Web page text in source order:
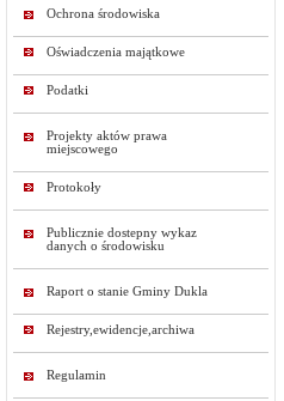
Ochrona środowiska
Oświadczenia majątkowe
Podatki
Projekty aktów prawa
miejscowego
Protokoły
Publicznie dostepny wykaz
danych o środowisku
Raport o stanie Gminy Dukla
Rejestry,ewidencje,archiwa
Regulamin